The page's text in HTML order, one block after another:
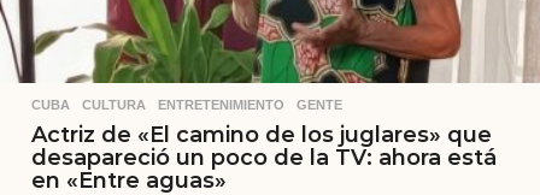
CUBA ,CULTURA ,ENTRETENIMIENTO ,GENTE
Actriz de «El camino de los juglares» que
desapareció un poco de la TV: ahora está
en «Entre aguas»